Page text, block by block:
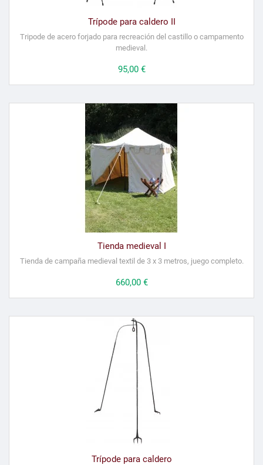
Trípode para caldero II
Tripode de acero forjado para recreación del castillo o campamento
medieval.
Precio
95,00 €
Tienda medieval I
Tienda de campaña medieval textil de 3 x 3 metros, juego completo.
Precio
660,00 €
Trípode para caldero